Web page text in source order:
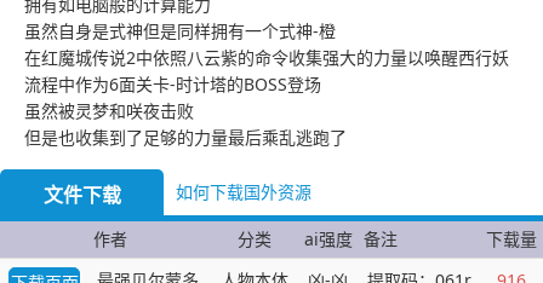
虽然自身是式神但是同样拥有一个式神-橙
在红魔城传说2中依照八云紫的命令收集强大的力量以唤醒西行妖
流程中作为6面关卡-时计塔的BOSS登场
虽然被灵梦和咲夜击败
但是也收集到了足够的力量最后乘乱逃跑了
文件下载 如何下载国外资源
作者 分类 ai强度 备注
下载量